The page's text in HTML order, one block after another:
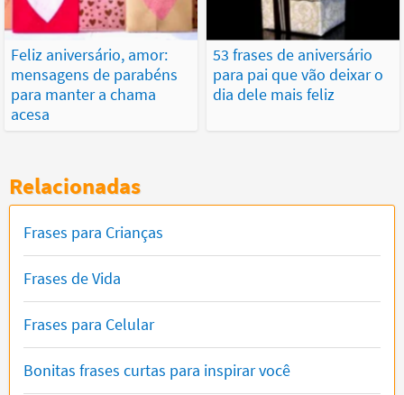
Feliz aniversário, amor:
mensagens de parabéns
para manter a chama
acesa
53 frases de aniversário
para pai que vão deixar o
dia dele mais feliz
Relacionadas
Frases para Crianças
Frases de Vida
Frases para Celular
Bonitas frases curtas para inspirar você